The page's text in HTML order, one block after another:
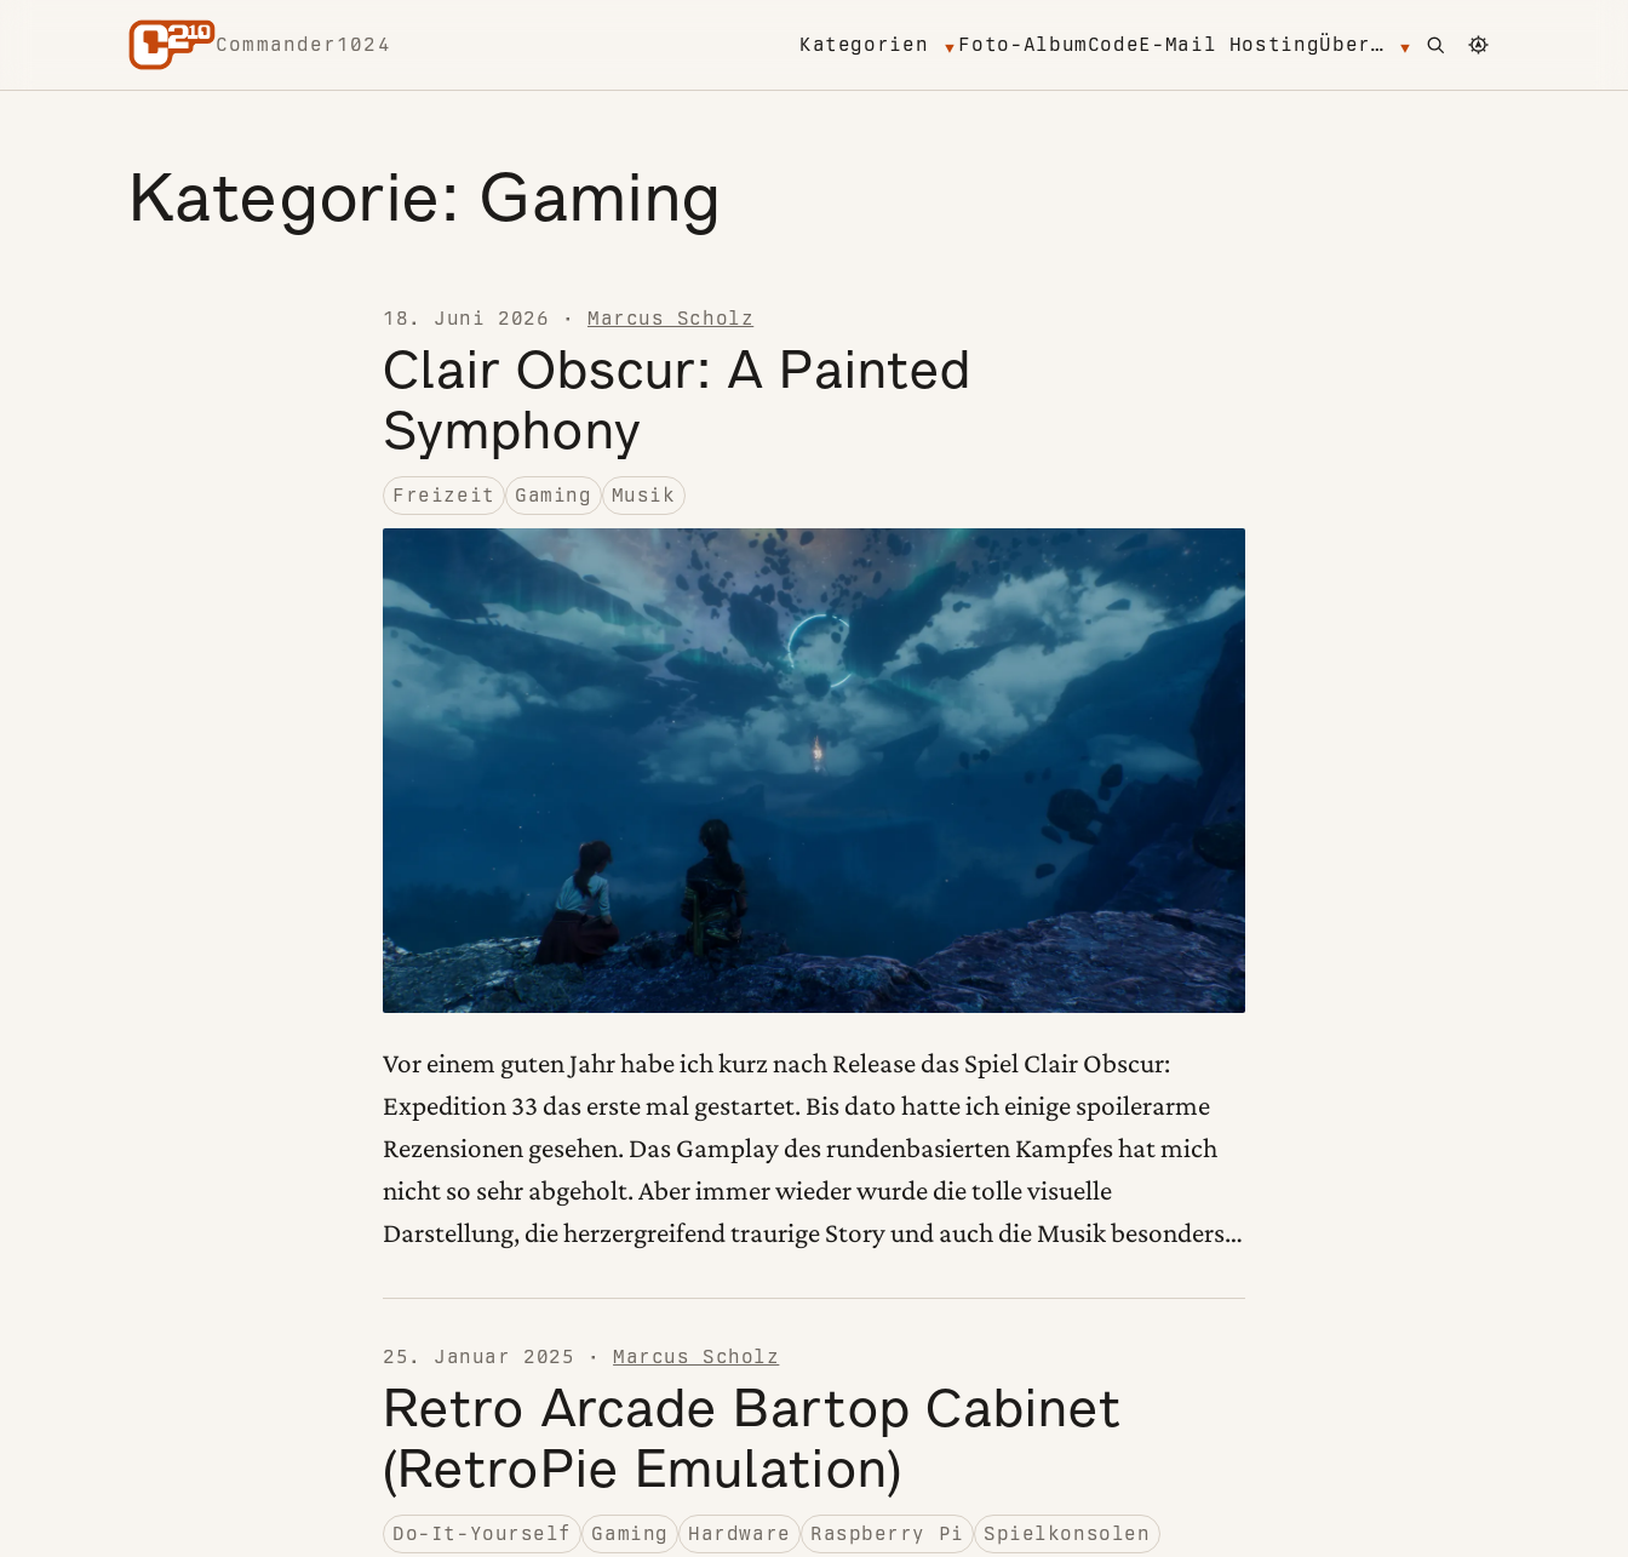
Skip to content
Commander1024 Kategorien Foto-AlbumCodeE-Mail HostingÜber… Open search
Change color
Kategorie: Gaming
18. Juni 2026 · Marcus Scholz
Clair Obscur: A Painted
Symphony
Freizeit Gaming Musik
Vor einem guten Jahr habe ich kurz nach Release das Spiel Clair Obscur:
Expedition 33 das erste mal gestartet. Bis dato hatte ich einige spoilerarme
Rezensionen gesehen. Das Gamplay des rundenbasierten Kampfes hat mich
nicht so sehr abgeholt. Aber immer wieder wurde die tolle visuelle
Darstellung, die herzergreifend traurige Story und auch die Musik besonders…
25. Januar 2025 · Marcus Scholz
Retro Arcade Bartop Cabinet
(RetroPie Emulation)
Do-It-Yourself Gaming Hardware Raspberry Pi Spielkonsolen